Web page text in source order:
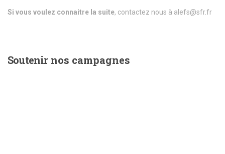
Si vous voulez connaitre la suite, contactez nous à alefs@sfr.fr
Soutenirnos campagnes